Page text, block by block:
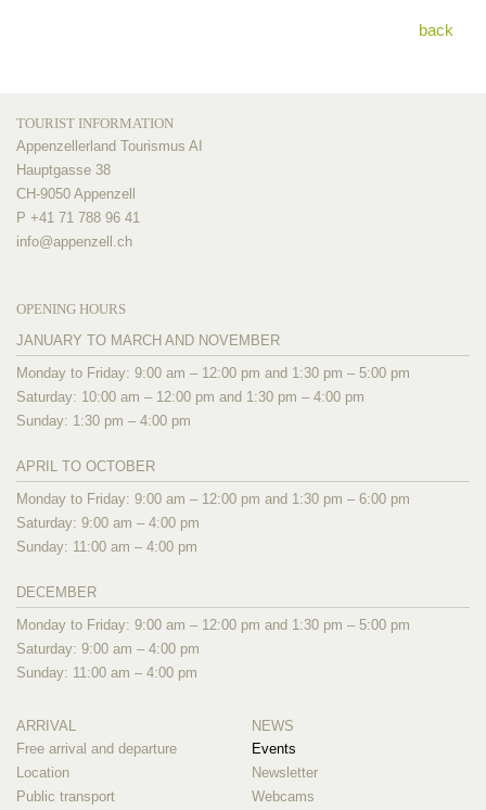
back
TOURIST INFORMATION
Appenzellerland Tourismus AI
Hauptgasse 38
CH-9050 Appenzell
P +41 71 788 96 41
info@appenzell.ch
OPENING HOURS
JANUARY TO MARCH AND NOVEMBER
Monday to Friday: 9:00 am – 12:00 pm and 1:30 pm – 5:00 pm
Saturday: 10:00 am – 12:00 pm and 1:30 pm – 4:00 pm
Sunday: 1:30 pm – 4:00 pm
APRIL TO OCTOBER
Monday to Friday: 9:00 am – 12:00 pm and 1:30 pm – 6:00 pm
Saturday: 9:00 am – 4:00 pm
Sunday: 11:00 am – 4:00 pm
DECEMBER
Monday to Friday: 9:00 am – 12:00 pm and 1:30 pm – 5:00 pm
Saturday: 9:00 am – 4:00 pm
Sunday: 11:00 am – 4:00 pm
ARRIVAL
Free arrival and departure
Location
Public transport
NEWS
Events
Newsletter
Webcams